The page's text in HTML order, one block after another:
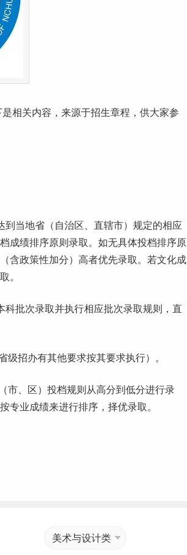
相关内容，来源于招生章程，供大家参
到当地省（自治区、直辖市）规定的相应
成绩排序原则录取。如无具体投档排序原
含政策性加分）高者优先录取。若文化成
。
科批次录取并执行相应批次录取规则，直
招办有其他要求按其要求执行）。
市、区）投档规则从高分到低分进行录
专业成绩来进行排序，择优录取。
美术与设计类